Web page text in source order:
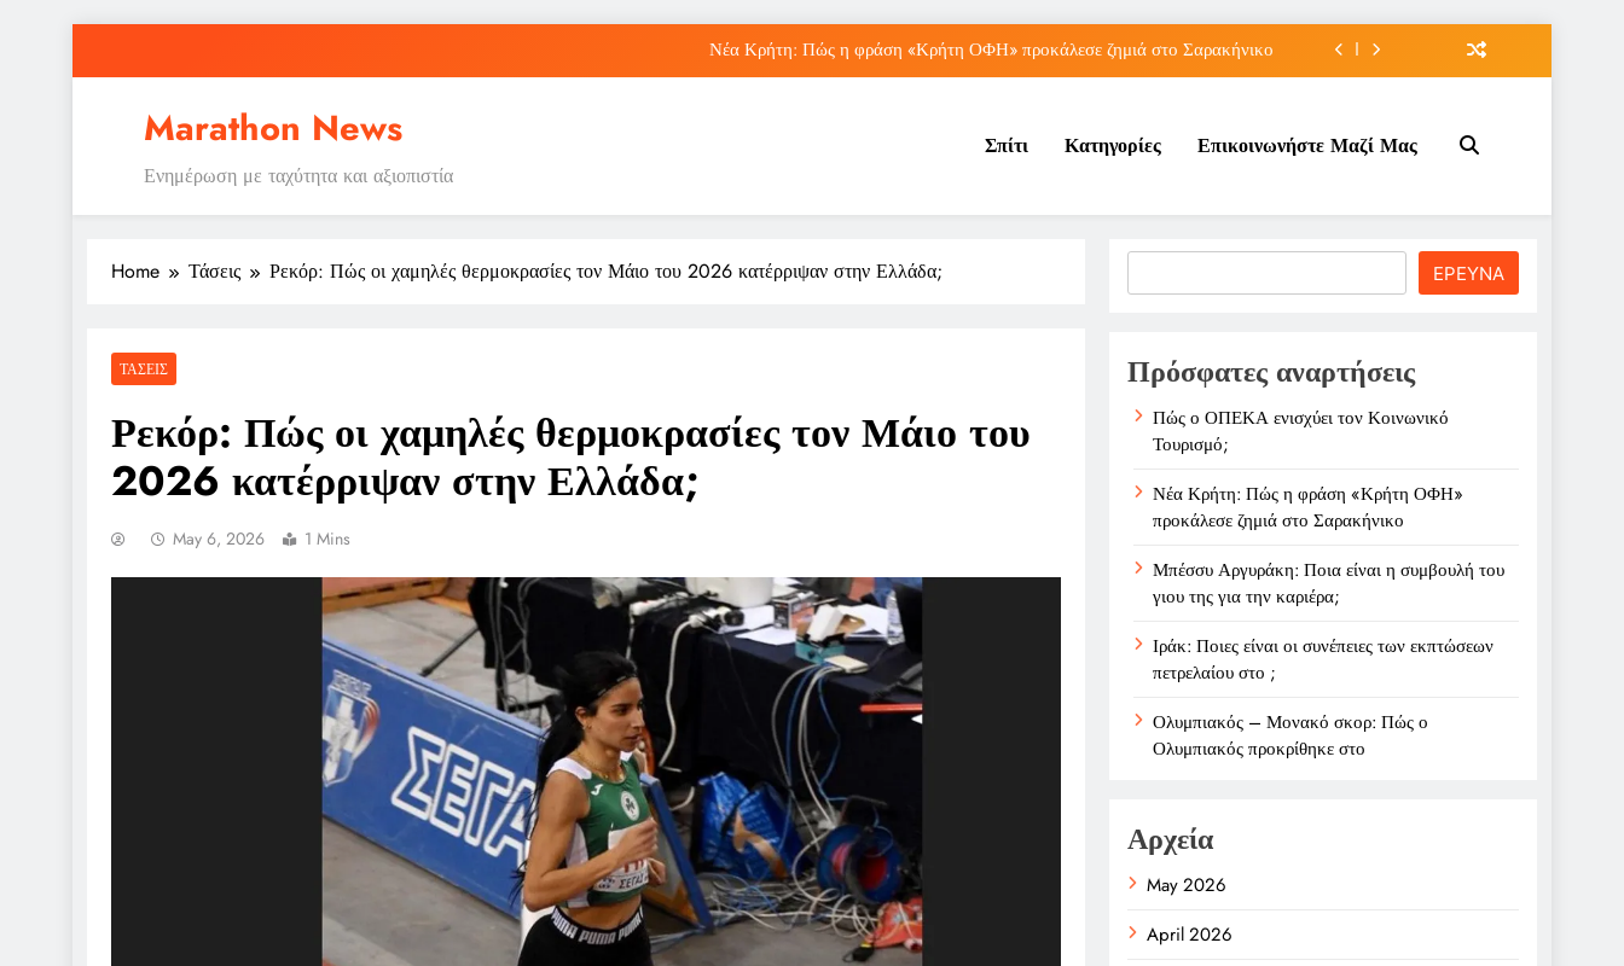
Νέα Κρήτη: Πώς η φράση «Κρήτη ΟΦΗ» προκάλεσε ζημιά στο Σαρακήνικο
Ιράκ: Ποιες είναι οι συνέπειες των εκπτώσεων πετρελαίου στο ;
Νέα Κρήτη: Πώς η φράση «Κρήτη ΟΦΗ» προκάλεσε ζημιά στο Σαρακήνικο
Μπέσσυ Αργυράκη: Ποια είναι η συμβουλή του γιου της για την καριέρα;
Marathon News
Ενημέρωση με ταχύτητα και αξιοπιστία
Σπίτι Κατηγορίες Επικοινωνήστε Μαζί Μας
Home Τάσεις Ρεκόρ: Πώς οι χαμηλές θερμοκρασίες τον Μάιο του 2026 κατέρριψαν στην Ελλάδα;
ΤΆΣΕΙΣ
Ρεκόρ: Πώς οι χαμηλές θερμοκρασίες τον Μάιο του
2026 κατέρριψαν στην Ελλάδα;
May 6, 2026 1 Mins
ΕΡΕΥΝΑ
Πρόσφατες αναρτήσεις
Πώς ο ΟΠΕΚΑ ενισχύει τον Κοινωνικό
Τουρισμό;
Νέα Κρήτη: Πώς η φράση «Κρήτη ΟΦΗ»
προκάλεσε ζημιά στο Σαρακήνικο
Μπέσσυ Αργυράκη: Ποια είναι η συμβουλή του
γιου της για την καριέρα;
Ιράκ: Ποιες είναι οι συνέπειες των εκπτώσεων
πετρελαίου στο ;
Ολυμπιακός – Μονακό σκορ: Πώς ο
Ολυμπιακός προκρίθηκε στο
Αρχεία
May 2026
April 2026